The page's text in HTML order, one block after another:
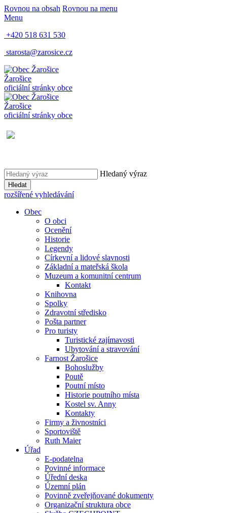
Rovnou na obsah Rovnou na menu
Menu
+420 518 631 530
starosta@zarosice.cz
Žarošice
oficiální stránky obce
Žarošice
oficiální stránky obce
Hledaný výraz
Hledat
rozšířené vyhledávání
Obec
O obci
Ocenění
Historie
Legendy
Církevní a lidové slavnosti
Základní a mateřská škola
Muzeum a komunitní centrum
Kontakt
Knihovna
Spolky
Zdravotní středisko
Pošta partner
Pro turisty
Turistické zajímavosti
Ubytování a stravování
Farnost Žarošice
Bohoslužby
Poutě
Poutní místo
Historie poutního místa
Kostel sv. Anny
Kontakty
Firmy a živnostníci
Sportoviště
Ruth Maier
Úřad
E-podatelna
Povinné informace
Úřední deska
Územní plán
Povinně zveřejňované dokumenty
Organizační struktura obce